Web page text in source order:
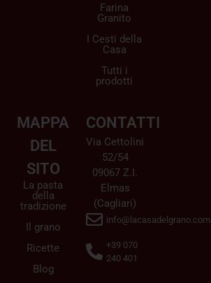
Farina
Granito
I Cesti della
Casa
Tutti i
prodotti
MAPPA
DEL
SITO
La pasta
della
tradizione
Il grano
Ricette
Blog
CONTATTI
Via Cettolini
52/54
09067 Z.I.
Elmas
(Cagliari)
info@lacasadelgrano.com
+39 070
240 401